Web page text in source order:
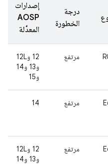
درجة
الخطورة
إصدارات
AOSP
المعدَّلة
مرتفع
‫12 و12L
و13 و14
و15
مرتفع 14
مرتفع
‫12 و12L
و13 و14